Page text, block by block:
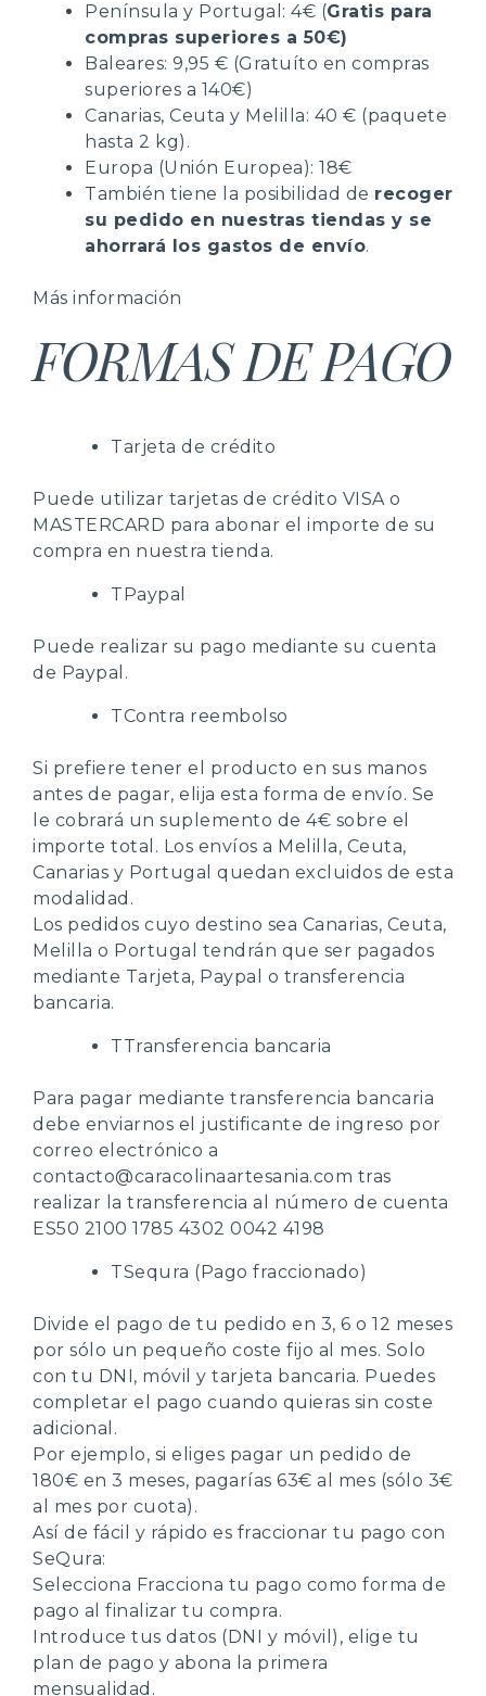
Península y Portugal: 4€ (Gratis para
compras superiores a 50€)
Baleares: 9,95 € (Gratuíto en compras
superiores a 140€)
Canarias, Ceuta y Melilla: 40 € (paquete
hasta 2 kg).
Europa (Unión Europea): 18€
También tiene la posibilidad de recoger
su pedido en nuestras tiendas y se
ahorrará los gastos de envío.
Más información
FORMAS DE PAGO
Tarjeta de crédito
Puede utilizar tarjetas de crédito VISA o
MASTERCARD para abonar el importe de su
compra en nuestra tienda.
TPaypal
Puede realizar su pago mediante su cuenta
de Paypal.
TContra reembolso
Si prefiere tener el producto en sus manos
antes de pagar, elija esta forma de envío. Se
le cobrará un suplemento de 4€ sobre el
importe total. Los envíos a Melilla, Ceuta,
Canarias y Portugal quedan excluidos de esta
modalidad.
Los pedidos cuyo destino sea Canarias, Ceuta,
Melilla o Portugal tendrán que ser pagados
mediante Tarjeta, Paypal o transferencia
bancaria.
TTransferencia bancaria
Para pagar mediante transferencia bancaria
debe enviarnos el justificante de ingreso por
correo electrónico a
contacto@caracolinaartesania.com tras
realizar la transferencia al número de cuenta
ES50 2100 1785 4302 0042 4198
TSequra (Pago fraccionado)
Divide el pago de tu pedido en 3, 6 o 12 meses
por sólo un pequeño coste fijo al mes. Solo
con tu DNI, móvil y tarjeta bancaria. Puedes
completar el pago cuando quieras sin coste
adicional.
Por ejemplo, si eliges pagar un pedido de
180€ en 3 meses, pagarías 63€ al mes (sólo 3€
al mes por cuota).
Así de fácil y rápido es fraccionar tu pago con
SeQura:
Selecciona Fracciona tu pago como forma de
pago al finalizar tu compra.
Introduce tus datos (DNI y móvil), elige tu
plan de pago y abona la primera
mensualidad.